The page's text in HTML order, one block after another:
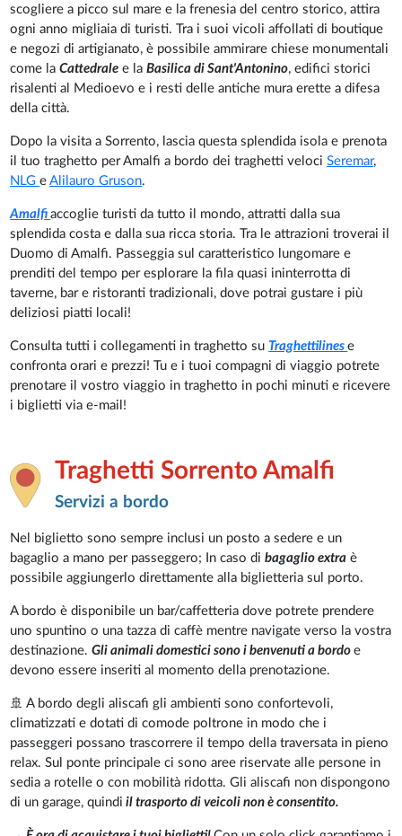
scogliere a picco sul mare e la frenesia del centro storico, attira
ogni anno migliaia di turisti. Tra i suoi vicoli affollati di boutique
e negozi di artigianato, è possibile ammirare chiese monumentali
come laCattedrale e laBasilica di Sant'Antonino, edifici storici
risalenti al Medioevo e i resti delle antiche mura erette a difesa
della città.
Dopo la visita a Sorrento, lascia questa splendida isola e prenota
il tuo traghetto per Amalfi a bordo dei traghetti velociSeremar,
NLGeAlilauro Gruson.
Amalfiaccoglie turisti da tutto il mondo, attratti dalla sua
splendida costa e dalla sua ricca storia. Tra le attrazioni troverai il
Duomo di Amalfi. Passeggia sul caratteristico lungomare e
prenditi del tempo per esplorare la fila quasi ininterrotta di
taverne, bar e ristoranti tradizionali, dove potrai gustare i più
deliziosi piatti locali!
Consulta tutti i collegamenti in traghetto suTraghettilinese
confronta orari e prezzi! Tu e i tuoi compagni di viaggio potrete
prenotare il vostro viaggio in traghetto in pochi minuti e ricevere
i biglietti via e-mail!
Traghetti Sorrento Amalfi
Servizi a bordo
Nel biglietto sono sempre inclusi un posto a sedere e un
bagaglio a mano per passeggero; In caso dibagaglio extra è
possibile aggiungerlo direttamente alla biglietteria sul porto.
A bordo è disponibile un bar/caffetteria dove potrete prendere
uno spuntino o una tazza di caffè mentre navigate verso la vostra
destinazione.Gli animali domestici sono i benvenuti a bordoe
devono essere inseriti al momento della prenotazione.
🚢 A bordo degli aliscafi gli ambienti sono confortevoli,
climatizzati e dotati di comode poltrone in modo che i
passeggeri possano trascorrere il tempo della traversata in pieno
relax. Sul ponte principale ci sono aree riservate alle persone in
sedia a rotelle o con mobilità ridotta. Gli aliscafi non dispongono
di un garage, quindi il trasporto di veicoli non è consentito.